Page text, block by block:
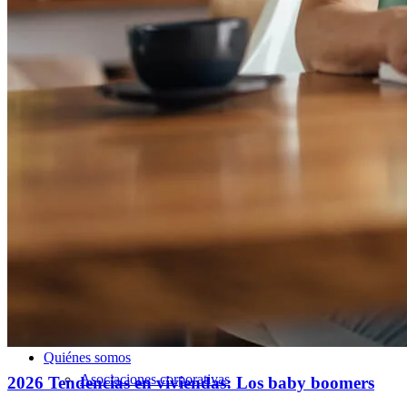
2026 Tendencias en viviendas: Los baby boomers
Refinanciar tasas hipotecarias
Refinanciar préstamos hipotecarios
Préstamos para la compra de una vivienda
Refinanciar préstamos hipotecarios
Home Equity Mortgage Loans
Programas de asistencia para pagos iniciales
Calculadora del valor de la vivienda
NMLSConsumerAccess.org
Quiénes somos
Asociaciones corporativas